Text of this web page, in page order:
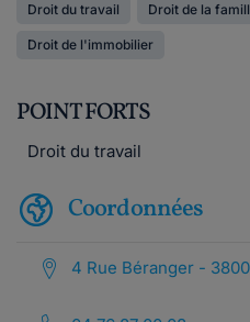
Droit du travail Droit de la
Droit de l'immobilier
POINT FORTS
Droit du travail
Coordonnées
4 Rue Béranger -